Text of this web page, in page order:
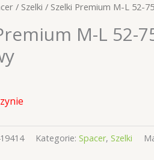
/ Szelki / Szelki Premium M-L 52-
M-L 52-
Kategorie: Spacer, Szelki